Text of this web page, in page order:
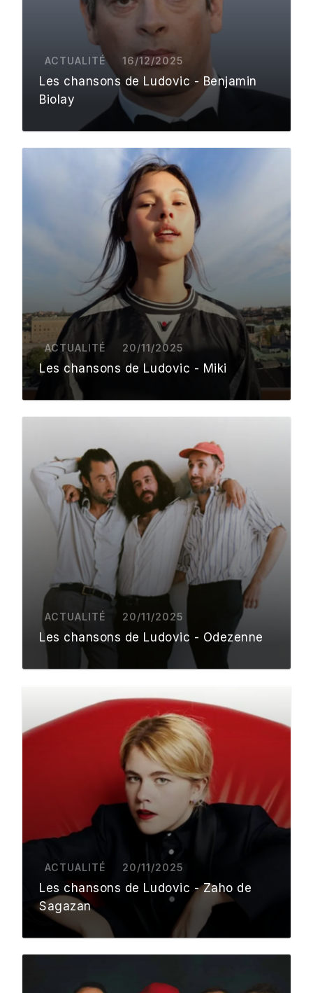
ACTUALITÉ 16/12/2025
Les chansons de Ludovic - Benjamin
Biolay
ACTUALITÉ 20/11/2025
Les chansons de Ludovic - Miki
ACTUALITÉ 20/11/2025
Les chansons de Ludovic - Odezenne
ACTUALITÉ 20/11/2025
Les chansons de Ludovic - Zaho de
Sagazan